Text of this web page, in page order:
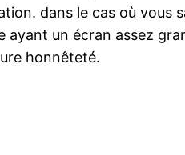
dans le cas où vous
un écran assez
honnêteté.